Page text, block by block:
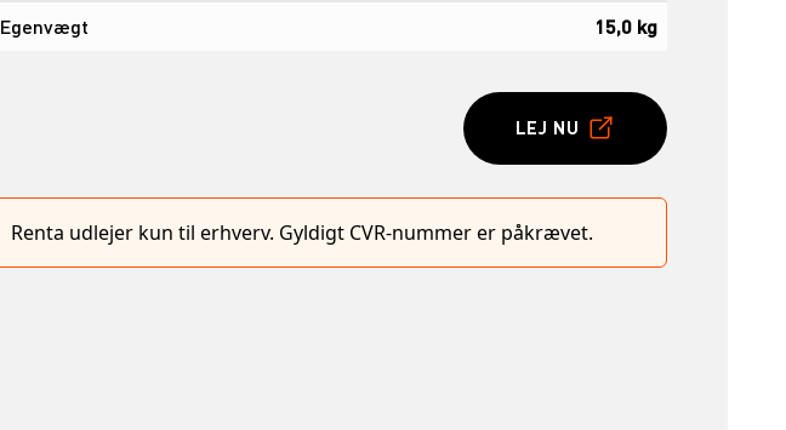
Egenvægt
15,0 kg
LEJ NU
Renta udlejer kun til erhverv. Gyldigt CVR-nummer er påkrævet.